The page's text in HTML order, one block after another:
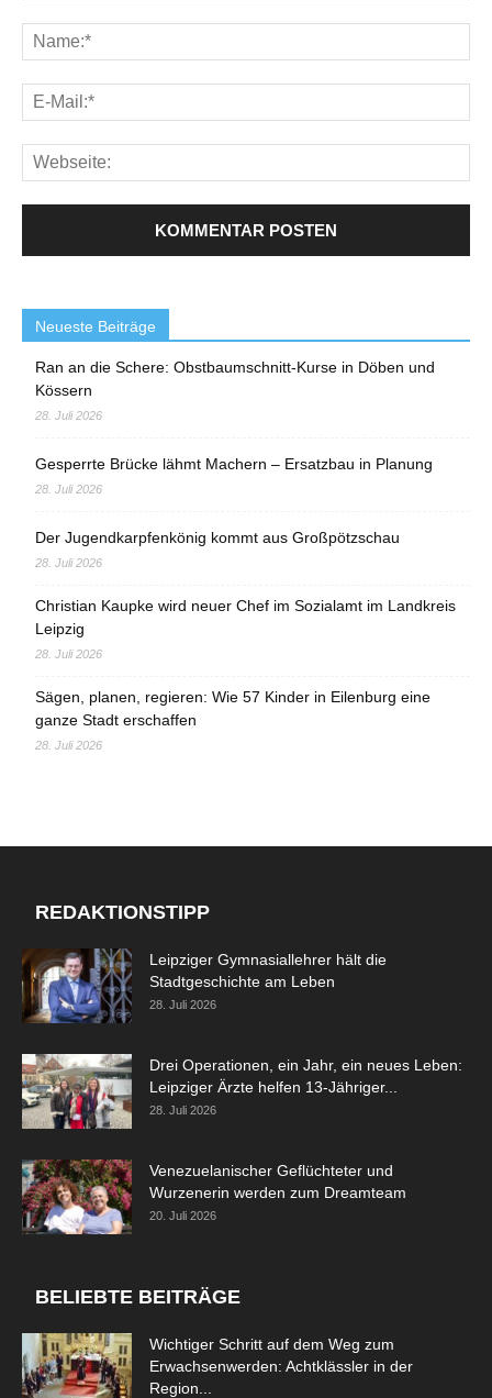
Neueste Beiträge
Ran an die Schere: Obstbaumschnitt-Kurse in Döben und
Kössern
28. Juli 2026
Gesperrte Brücke lähmt Machern – Ersatzbau in Planung
28. Juli 2026
Der Jugendkarpfenkönig kommt aus Großpötzschau
28. Juli 2026
Christian Kaupke wird neuer Chef im Sozialamt im Landkreis
Leipzig
28. Juli 2026
Sägen, planen, regieren: Wie 57 Kinder in Eilenburg eine
ganze Stadt erschaffen
28. Juli 2026
REDAKTIONSTIPP
Leipziger Gymnasiallehrer hält die
Stadtgeschichte am Leben
28. Juli 2026
Drei Operationen, ein Jahr, ein neues Leben:
Leipziger Ärzte helfen 13-Jähriger...
28. Juli 2026
Venezuelanischer Geflüchteter und
Wurzenerin werden zum Dreamteam
20. Juli 2026
BELIEBTE BEITRÄGE
Wichtiger Schritt auf dem Weg zum
Erwachsenwerden: Achtklässler in der
Region...